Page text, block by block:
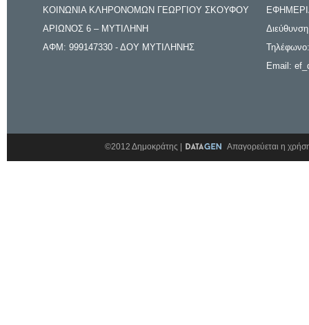
ΚΟΙΝΩΝΙΑ ΚΛΗΡΟΝΟΜΩΝ ΓΕΩΡΓΙΟΥ ΣΚΟΥΦΟΥ
ΑΡΙΩΝΟΣ 6 – ΜΥΤΙΛΗΝΗ
ΑΦΜ: 999147330 - ΔΟΥ ΜΥΤΙΛΗΝΗΣ
Email:
©2012 Δημοκράτης | Απαγορεύεται η